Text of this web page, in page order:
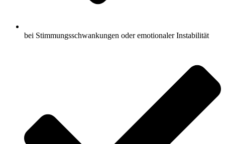
bei Stimmungsschwankungen oder emotionaler Instabilität